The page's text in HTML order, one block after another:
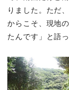
りました。ただ
からこそ、現地
たんです」と語っ